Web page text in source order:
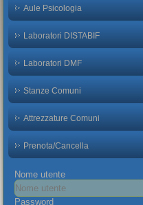
Aule Psicologia
Laboratori DISTABIF
Laboratori DMF
Stanze Comuni
Attrezzature Comuni
Prenota/Cancella
Nome utente
Password